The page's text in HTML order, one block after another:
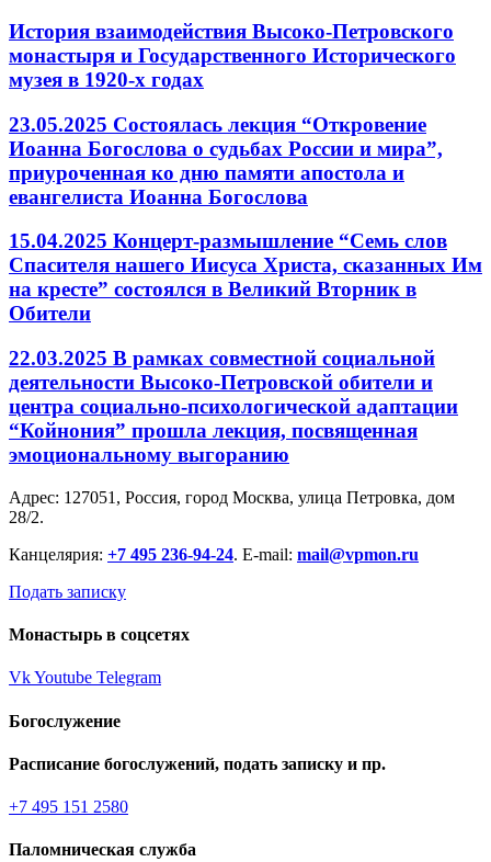
История взаимодействия Высоко-Петровского
монастыря и Государственного Исторического
музея в 1920-х годах
23.05.2025 Состоялась лекция “Откровение
Иоанна Богослова о судьбах России и мира”,
приуроченная ко дню памяти апостола и
евангелиста Иоанна Богослова
15.04.2025 Концерт-размышление “Семь слов
Спасителя нашего Иисуса Христа, сказанных Им
на кресте” состоялся в Великий Вторник в
Обители
22.03.2025 В рамках совместной социальной
деятельности Высоко-Петровской обители и
центра социально-психологической адаптации
“Койнония” прошла лекция, посвященная
эмоциональному выгоранию
Адрес: 127051, Россия, город Москва, улица Петровка, дом
28/2.
Канцелярия: +7 495 236-94-24. E-mail: mail@vpmon.ru
Подать записку
Монастырь в соцсетях
VkYoutube Telegram
Богослужение
Расписание богослужений, подать записку и пр.
+7 495 151 2580
Паломническая служба